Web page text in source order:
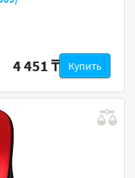
4 451 ₸ Купить